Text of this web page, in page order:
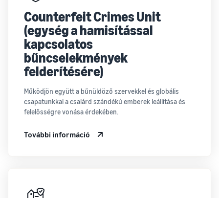
Counterfeit Crimes Unit
(egység a hamisítással
kapcsolatos
bűncselekmények
felderítésére)
Működjön együtt a bűnüldöző szervekkel és globális
csapatunkkal a csalárd szándékú emberek leállítása és
felelősségre vonása érdekében.
További információ